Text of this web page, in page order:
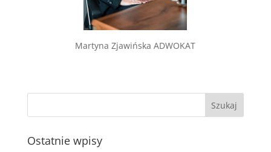
Martyna Zjawińska ADWOKAT
Ostatnie wpisy